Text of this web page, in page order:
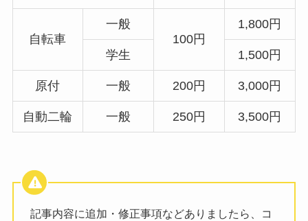
自転車
一般
100円
1,800円
学生 1,500円
原付 一般 200円 3,000円
自動二輪 一般 250円 3,500円
記事内容に追加・修正事項などありましたら、コ